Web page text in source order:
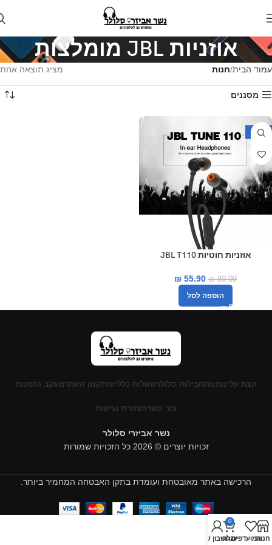
אוזניות JBL מומלצות
עמוד הבית חנות מציג תוצאה אחת
מסננים
-30%
אוזניות חוטיות JBL T110
₪80.00
₪ 55.90
הוספה לסל
קצת עלינוחנותחבילות סלולרשאלות כלליותתקנון האתרמעקב הזמנות
צור קשרהצהרת נגישות
נשר אביזרי סלולר
זכויות יוצרים © 2026 כל הזכויות שמורות
הרכישה באתר מאובטחת ועומדת בתקן האבטחה המחמיר ביותר.
חנותהמועדפים
0
עגלה
החשבון שלי